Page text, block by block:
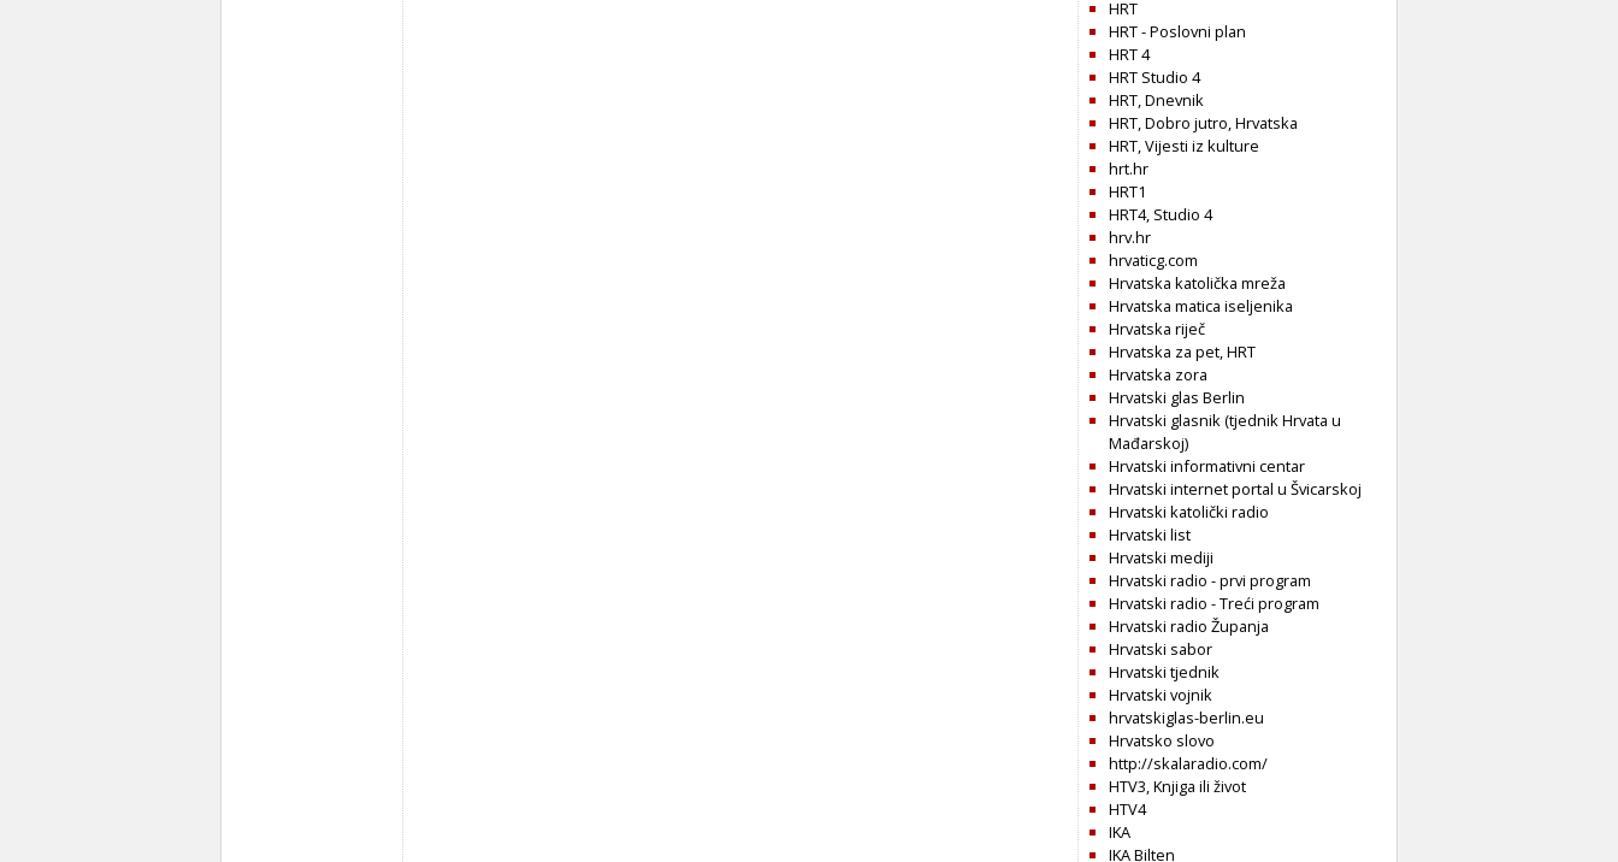
HRT
HRT - Poslovni plan
HRT 4
HRT Studio 4
HRT, Dnevnik
HRT, Dobro jutro, Hrvatska
HRT, Vijesti iz kulture
hrt.hr
HRT1
HRT4, Studio 4
hrv.hr
hrvaticg.com
Hrvatska katolička mreža
Hrvatska matica iseljenika
Hrvatska riječ
Hrvatska za pet, HRT
Hrvatska zora
Hrvatski glas Berlin
Hrvatski glasnik (tjednik Hrvata u
Mađarskoj)
Hrvatski informativni centar
Hrvatski internet portal u Švicarskoj
Hrvatski katolički radio
Hrvatski list
Hrvatski mediji
Hrvatski radio - prvi program
Hrvatski radio - Treći program
Hrvatski radio Županja
Hrvatski sabor
Hrvatski tjednik
Hrvatski vojnik
hrvatskiglas-berlin.eu
Hrvatsko slovo
http://skalaradio.com/
HTV3, Knjiga ili život
HTV4
IKA
IKA Bilten